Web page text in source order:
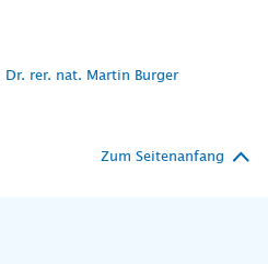
Dr. rer. nat. Martin Burger
Zum Seitenanfang